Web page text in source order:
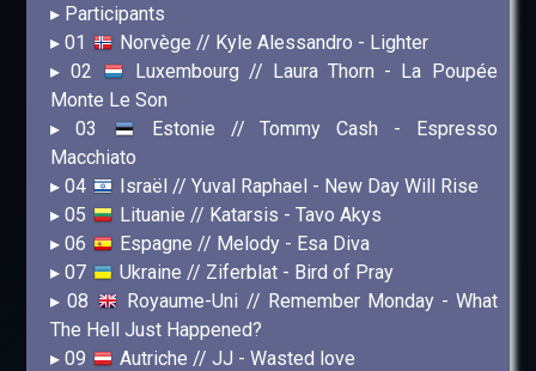
Participants
01
Norvège // Kyle Alessandro - Lighter
02
Luxembourg // Laura Thorn - La Poupée
Monte Le Son
03
Estonie // Tommy Cash - Espresso
Macchiato
04
Israël // Yuval Raphael - New Day Will Rise
05
Lituanie // Katarsis - Tavo Akys
06
Espagne // Melody - Esa Diva
07
Ukraine // Ziferblat - Bird of Pray
08
Royaume-Uni // Remember Monday - What
The Hell Just Happened?
09
Autriche // JJ - Wasted love